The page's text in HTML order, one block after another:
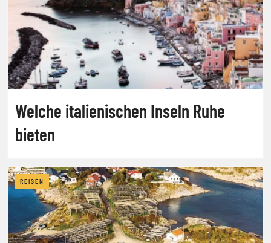
Welche italienischen Inseln Ruhe
bieten
REISEN